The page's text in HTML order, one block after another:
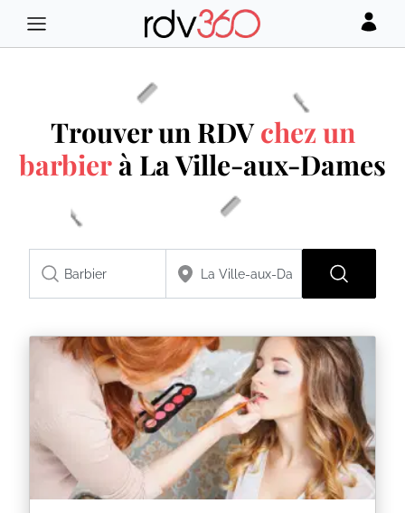
Trouver un RDVchez un
barbierà La Ville-aux-Dames